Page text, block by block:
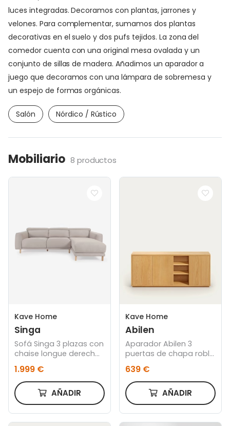
luces integradas. Decoramos con plantas, jarrones y
velones. Para complementar, sumamos dos plantas
decorativas en el suelo y dos pufs tejidos. La zona del
comedor cuenta con una original mesa ovalada y un
conjunto de sillas de madera. Añadimos un aparador a
juego que decoramos con una lámpara de sobremesa y
un espejo de formas orgánicas.
Salón Nórdico / Rústico
Mobiliario 8 productos
Kave Home
Singa
Sofá Singa 3 plazas con
chaise longue derecho
1.999 €
AÑADIR
Kave Home
Abilen
Aparador Abilen 3
puertas de chapa roble
639 €
AÑADIR